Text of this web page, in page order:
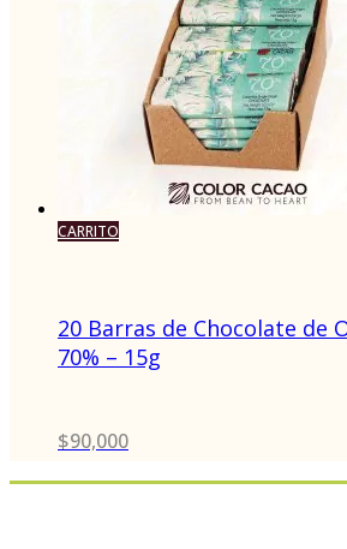
CARRITO
20 Barras de Chocolate de
70% – 15g
$90,000